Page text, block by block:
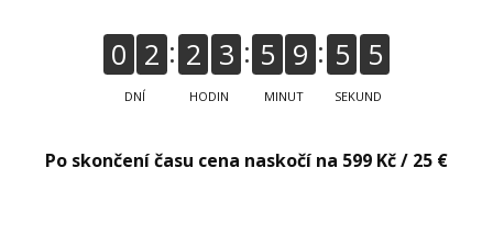
0 2
DNÍ
2 3
HODIN
5 9
MINUT
5 5
SEKUND
Po skončení času cena naskočí na 599 Kč / 25 €